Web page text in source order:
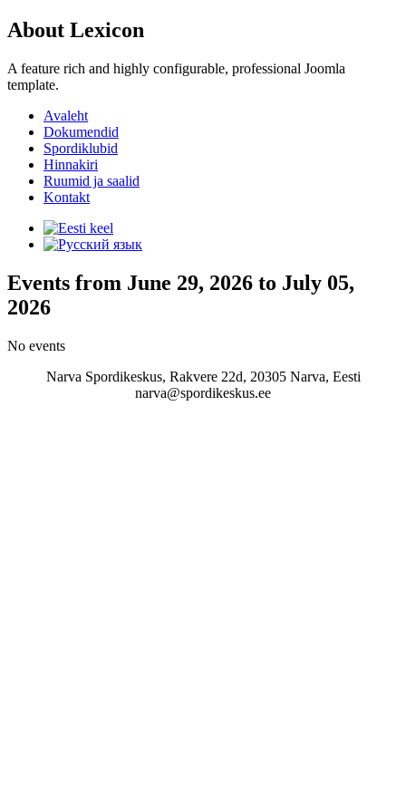
About Lexicon
A feature rich and highly configurable, professional Joomla
template.
Avaleht
Dokumendid
Spordiklubid
Hinnakiri
Ruumid ja saalid
Kontakt
Events from June 29, 2026 to July 05,
2026
No events
Narva Spordikeskus, Rakvere 22d, 20305 Narva, Eesti
narva@spordikeskus.ee